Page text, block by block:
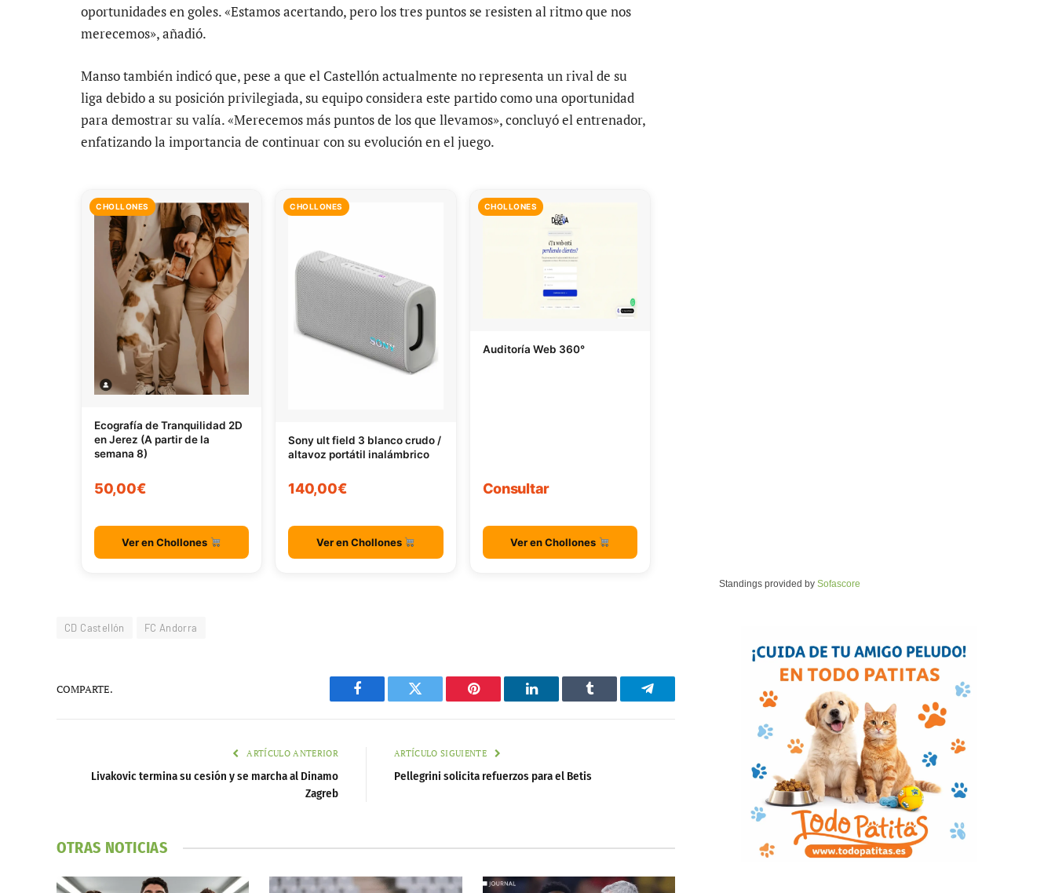
oportunidades en goles. «Estamos acertando, pero los tres puntos se resisten al ritmo que nos
merecemos», añadió.
Manso también indicó que, pese a que el Castellón actualmente no representa un rival de su
liga debido a su posición privilegiada, su equipo considera este partido como una oportunidad
para demostrar su valía. «Merecemos más puntos de los que llevamos», concluyó el entrenador,
enfatizando la importancia de continuar con su evolución en el juego.
CHOLLONES
Ecografía de Tranquilidad 2D
en Jerez (A partir de la
semana 8)
50,00€
Ver en Chollones
CHOLLONES
Sony ult field 3 blanco crudo /
altavoz portátil inalámbrico
140,00€
Ver en Chollones
CHOLLONES
Auditoría Web 360°
Consultar
Ver en Chollones
CD Castellón FC Andorra
COMPARTE.
Facebook Twitter Pinterest LinkedIn Tumblr Telegram
ARTÍCULO ANTERIOR
Livakovic termina su cesión y se marcha al Dinamo
Zagreb
ARTÍCULO SIGUIENTE
Pellegrini solicita refuerzos para el Betis
OTRAS NOTICIAS
Standings provided by Sofascore